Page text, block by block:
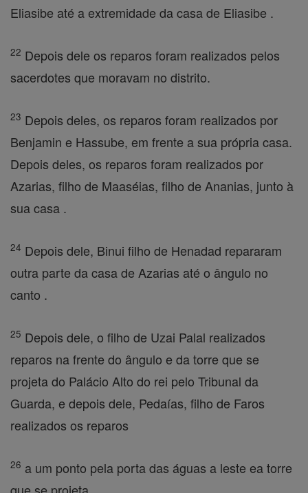
Eliasibe até a extremidade da casa de Eliasibe .
22 Depois dele os reparos foram realizados pelos
sacerdotes que moravam no distrito.
23 Depois deles, os reparos foram realizados por
Benjamin e Hassube, em frente a sua própria casa.
Depois deles, os reparos foram realizados por
Azarias, filho de Maaséias, filho de Ananias, junto à
sua casa .
24 Depois dele, Binui filho de Henadad repararam
outra parte da casa de Azarias até o ângulo no
canto .
25 Depois dele, o filho de Uzai Palal realizados
reparos na frente do ângulo e da torre que se
projeta do Palácio Alto do rei pelo Tribunal da
Guarda, e depois dele, Pedaías, filho de Faros
realizados os reparos
26 a um ponto pela porta das águas a leste ea torre